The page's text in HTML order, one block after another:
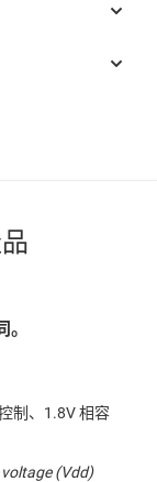
制、1.8V 相容
(Vdd)